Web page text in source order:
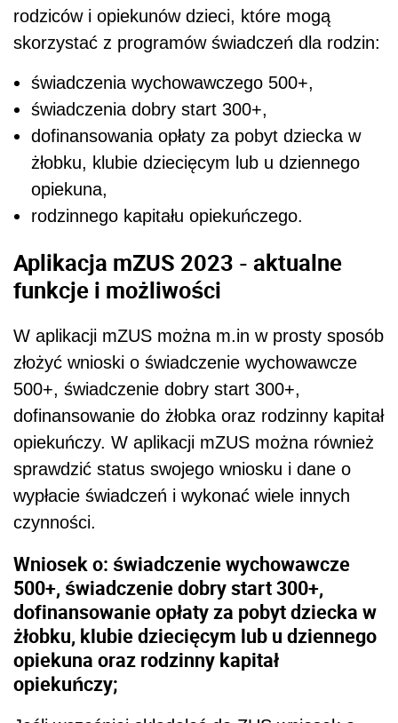
rodziców i opiekunów dzieci, które mogą
skorzystać z programów świadczeń dla rodzin:
świadczenia wychowawczego 500+,
świadczenia dobry start 300+,
dofinansowania opłaty za pobyt dziecka w
żłobku, klubie dziecięcym lub u dziennego
opiekuna,
rodzinnego kapitału opiekuńczego.
Aplikacja mZUS 2023 - aktualne
funkcje i możliwości
W aplikacji mZUS można m.in w prosty sposób
złożyć wnioski o świadczenie wychowawcze
500+, świadczenie dobry start 300+,
dofinansowanie do żłobka oraz rodzinny kapitał
opiekuńczy. W aplikacji mZUS można również
sprawdzić status swojego wniosku i dane o
wypłacie świadczeń i wykonać wiele innych
czynności.
Wniosek o: świadczenie wychowawcze
500+, świadczenie dobry start 300+,
dofinansowanie opłaty za pobyt dziecka w
żłobku, klubie dziecięcym lub u dziennego
opiekuna oraz rodzinny kapitał
opiekuńczy;